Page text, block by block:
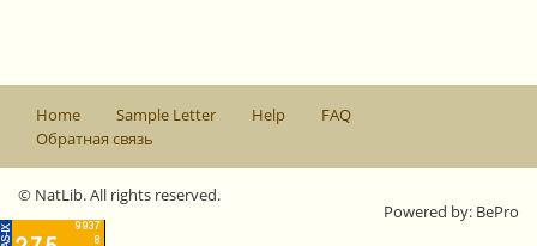
Home Sample Letter Help
FAQ
Обратная связь
© NatLib. All rights reserved.
Powered by: BePro